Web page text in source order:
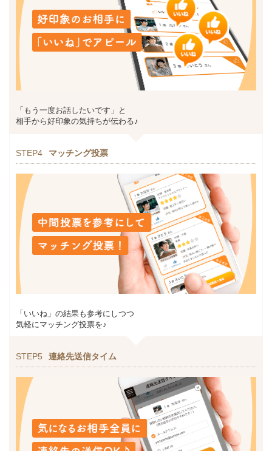
「もう一度お話したいです」と
相手から好印象の気持ちが伝わる♪
STEP4 マッチング投票
「いいね」の結果も参考にしつつ
気軽にマッチング投票を♪
STEP5 連絡先送信タイム